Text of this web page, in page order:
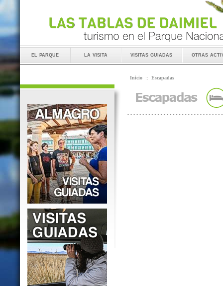
el parque la visita visitas guiadas otras
Inicio :: Escapadas